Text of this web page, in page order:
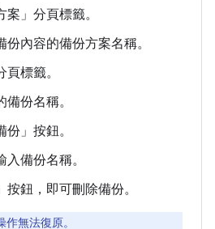
」 分頁標籤。
內容的備份方案名稱。
頁標籤。
份名稱。
」 按鈕。
備份名稱。
按鈕，即可刪除備份。
作無法復原。